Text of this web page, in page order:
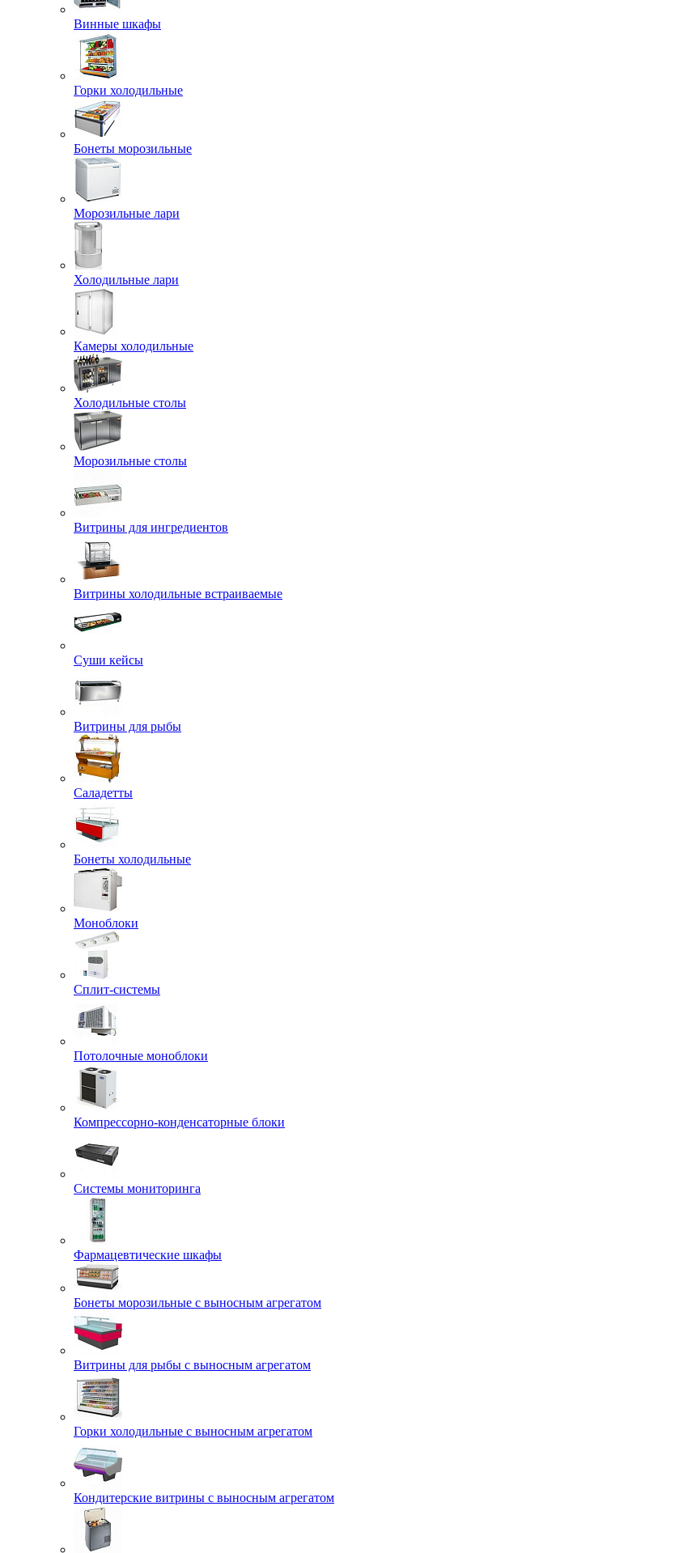
Винные шкафы
Горки холодильные
Бонеты морозильные
Морозильные лари
Холодильные лари
Камеры холодильные
Холодильные столы
Морозильные столы
Витрины для ингредиентов
Витрины холодильные встраиваемые
Суши кейсы
Витрины для рыбы
Саладетты
Бонеты холодильные
Моноблоки
Сплит-системы
Потолочные моноблоки
Компрессорно-конденсаторные блоки
Системы мониторинга
Фармацевтические шкафы
Бонеты морозильные с выносным агрегатом
Витрины для рыбы с выносным агрегатом
Горки холодильные с выносным агрегатом
Кондитерские витрины с выносным агрегатом